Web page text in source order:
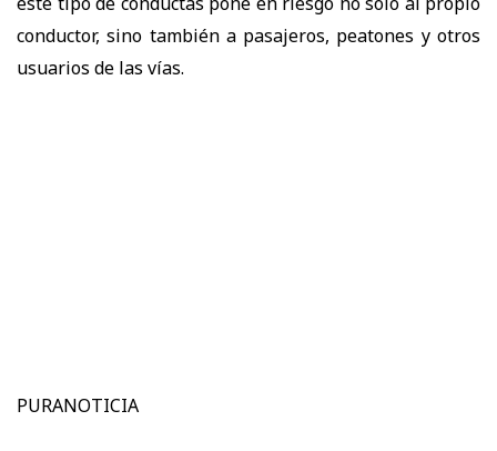
conductor, sino también a pasajeros, peatones y otros
usuarios de las vías.
PURANOTICIA